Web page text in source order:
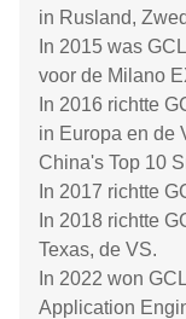
in Rusland,
In 2015 was
voor de Milano
In 2016 richtte
in Europa en de
China's Top 10
In 2017 richtte
In 2018 richtte
Texas, de VS.
In 2022 won
Application